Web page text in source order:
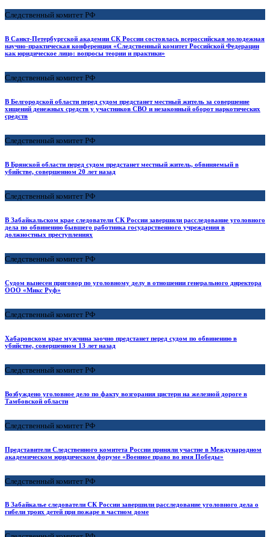
Следственный комитет РФ
В Санкт-Петербургской академии СК России состоялась всероссийская молодежная
научно-практическая конференция «Следственный комитет Российской Федерации
как юридическое лицо: вопросы теории и практики»
Следственный комитет РФ
В Белгородской области перед судом предстанет местный житель за совершение
хищений денежных средств у участников СВО и незаконный оборот наркотических
средств
Следственный комитет РФ
В Брянской области перед судом предстанет местный житель, обвиняемый в
убийстве, совершенном 20 лет назад
Следственный комитет РФ
В Забайкальском крае следователи СК России завершили расследование уголовного
дела по обвинению бывшего работника государственного учреждения в
должностных преступлениях
Следственный комитет РФ
Судом вынесен приговор по уголовному делу в отношении генерального директора
ООО «Микс Руф»
Следственный комитет РФ
Хабаровском крае мужчина заочно предстанет перед судом по обвинению в
убийстве, совершенном 13 лет назад
Следственный комитет РФ
Возбуждено уголовное дело по факту возгорания цистерн на железной дороге в
Тамбовской области
Следственный комитет РФ
Представители Следственного комитета России приняли участие в Международном
академическом юридическом форуме «Военное право во имя Победы»
Следственный комитет РФ
В Забайкалье следователи СК России завершили расследование уголовного дела о
гибели троих детей при пожаре в частном доме